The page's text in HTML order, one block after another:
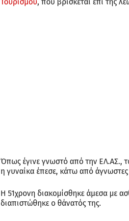
Όπως έγινε γνωστό από την ΕΛ.ΑΣ.,
η γυναίκα έπεσε, κάτω από
Η 51χρονη διακομίσθηκε άμεσα με
διαπιστώθηκε ο θάνατός της.